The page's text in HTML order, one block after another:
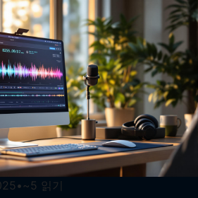
• ~ 5 읽기